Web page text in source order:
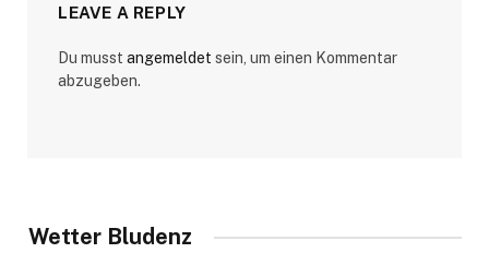
LEAVE A REPLY
Du musst angemeldet sein, um einen Kommentar
abzugeben.
Wetter Bludenz